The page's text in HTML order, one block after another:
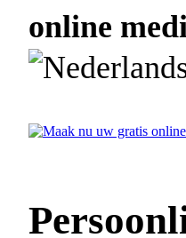
online